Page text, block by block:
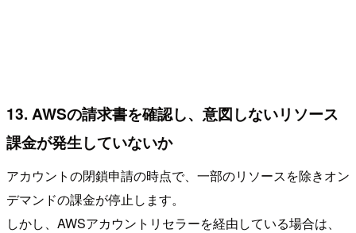
13. AWSの請求書を確認し、意図しないリソース
課金が発生していないか
アカウントの閉鎖申請の時点で、一部のリソースを除きオン
デマンドの課金が停止します。
しかし、AWSアカウントリセラーを経由している場合は、